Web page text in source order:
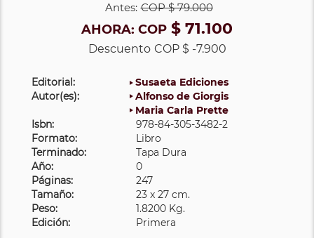
Antes: COP$ 79.000
AHORA: COP $ 71.100
Descuento COP $ -7.900
Editorial:
Susaeta Ediciones
Autor(es):
Alfonso de Giorgis
Maria Carla Prette
Isbn:
978-84-305-3482-2
Formato:
Libro
Terminado:
Tapa Dura
Año:
0
Páginas:
247
Tamaño:
23 x 27 cm.
Peso:
1.8200 Kg.
Edición:
Primera